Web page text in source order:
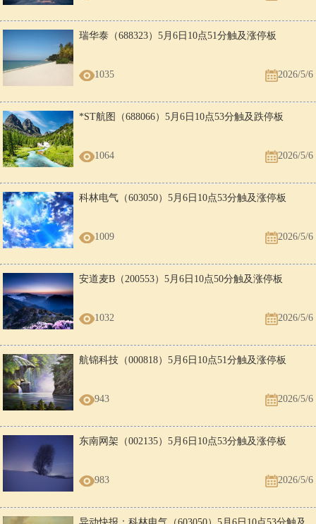
瑞华泰（688323）5月6日10点51分触及涨停板
1035 2026/5/6
*ST航图（688066）5月6日10点53分触及跌停板
1064 2026/5/6
科林电气（603050）5月6日10点53分触及涨停板
1009 2026/5/6
安道麦B（200553）5月6日10点50分触及涨停板
1032 2026/5/6
航锦科技（000818）5月6日10点51分触及涨停板
943 2026/5/6
东南网架（002135）5月6日10点53分触及涨停板
983 2026/5/6